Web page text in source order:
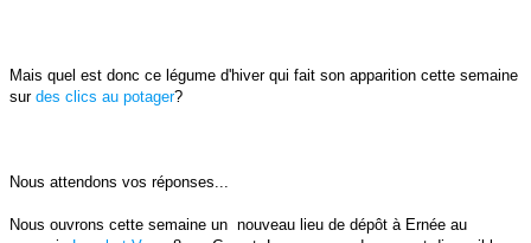
Mais quel est donc ce légume d'hiver qui fait son apparition cette semaine
sur des clics au potager?
Nous attendons vos réponses...
Nous ouvrons cette semaine un nouveau lieu de dépôt à Ernée au